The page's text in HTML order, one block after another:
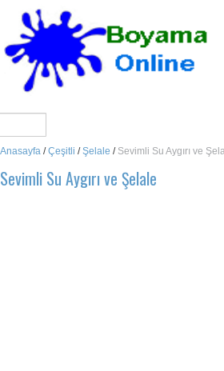
Anasayfa /Çeşitli /Şelale / Sevimli Su Aygırı ve
Sevimli Su Aygırı ve Şelale